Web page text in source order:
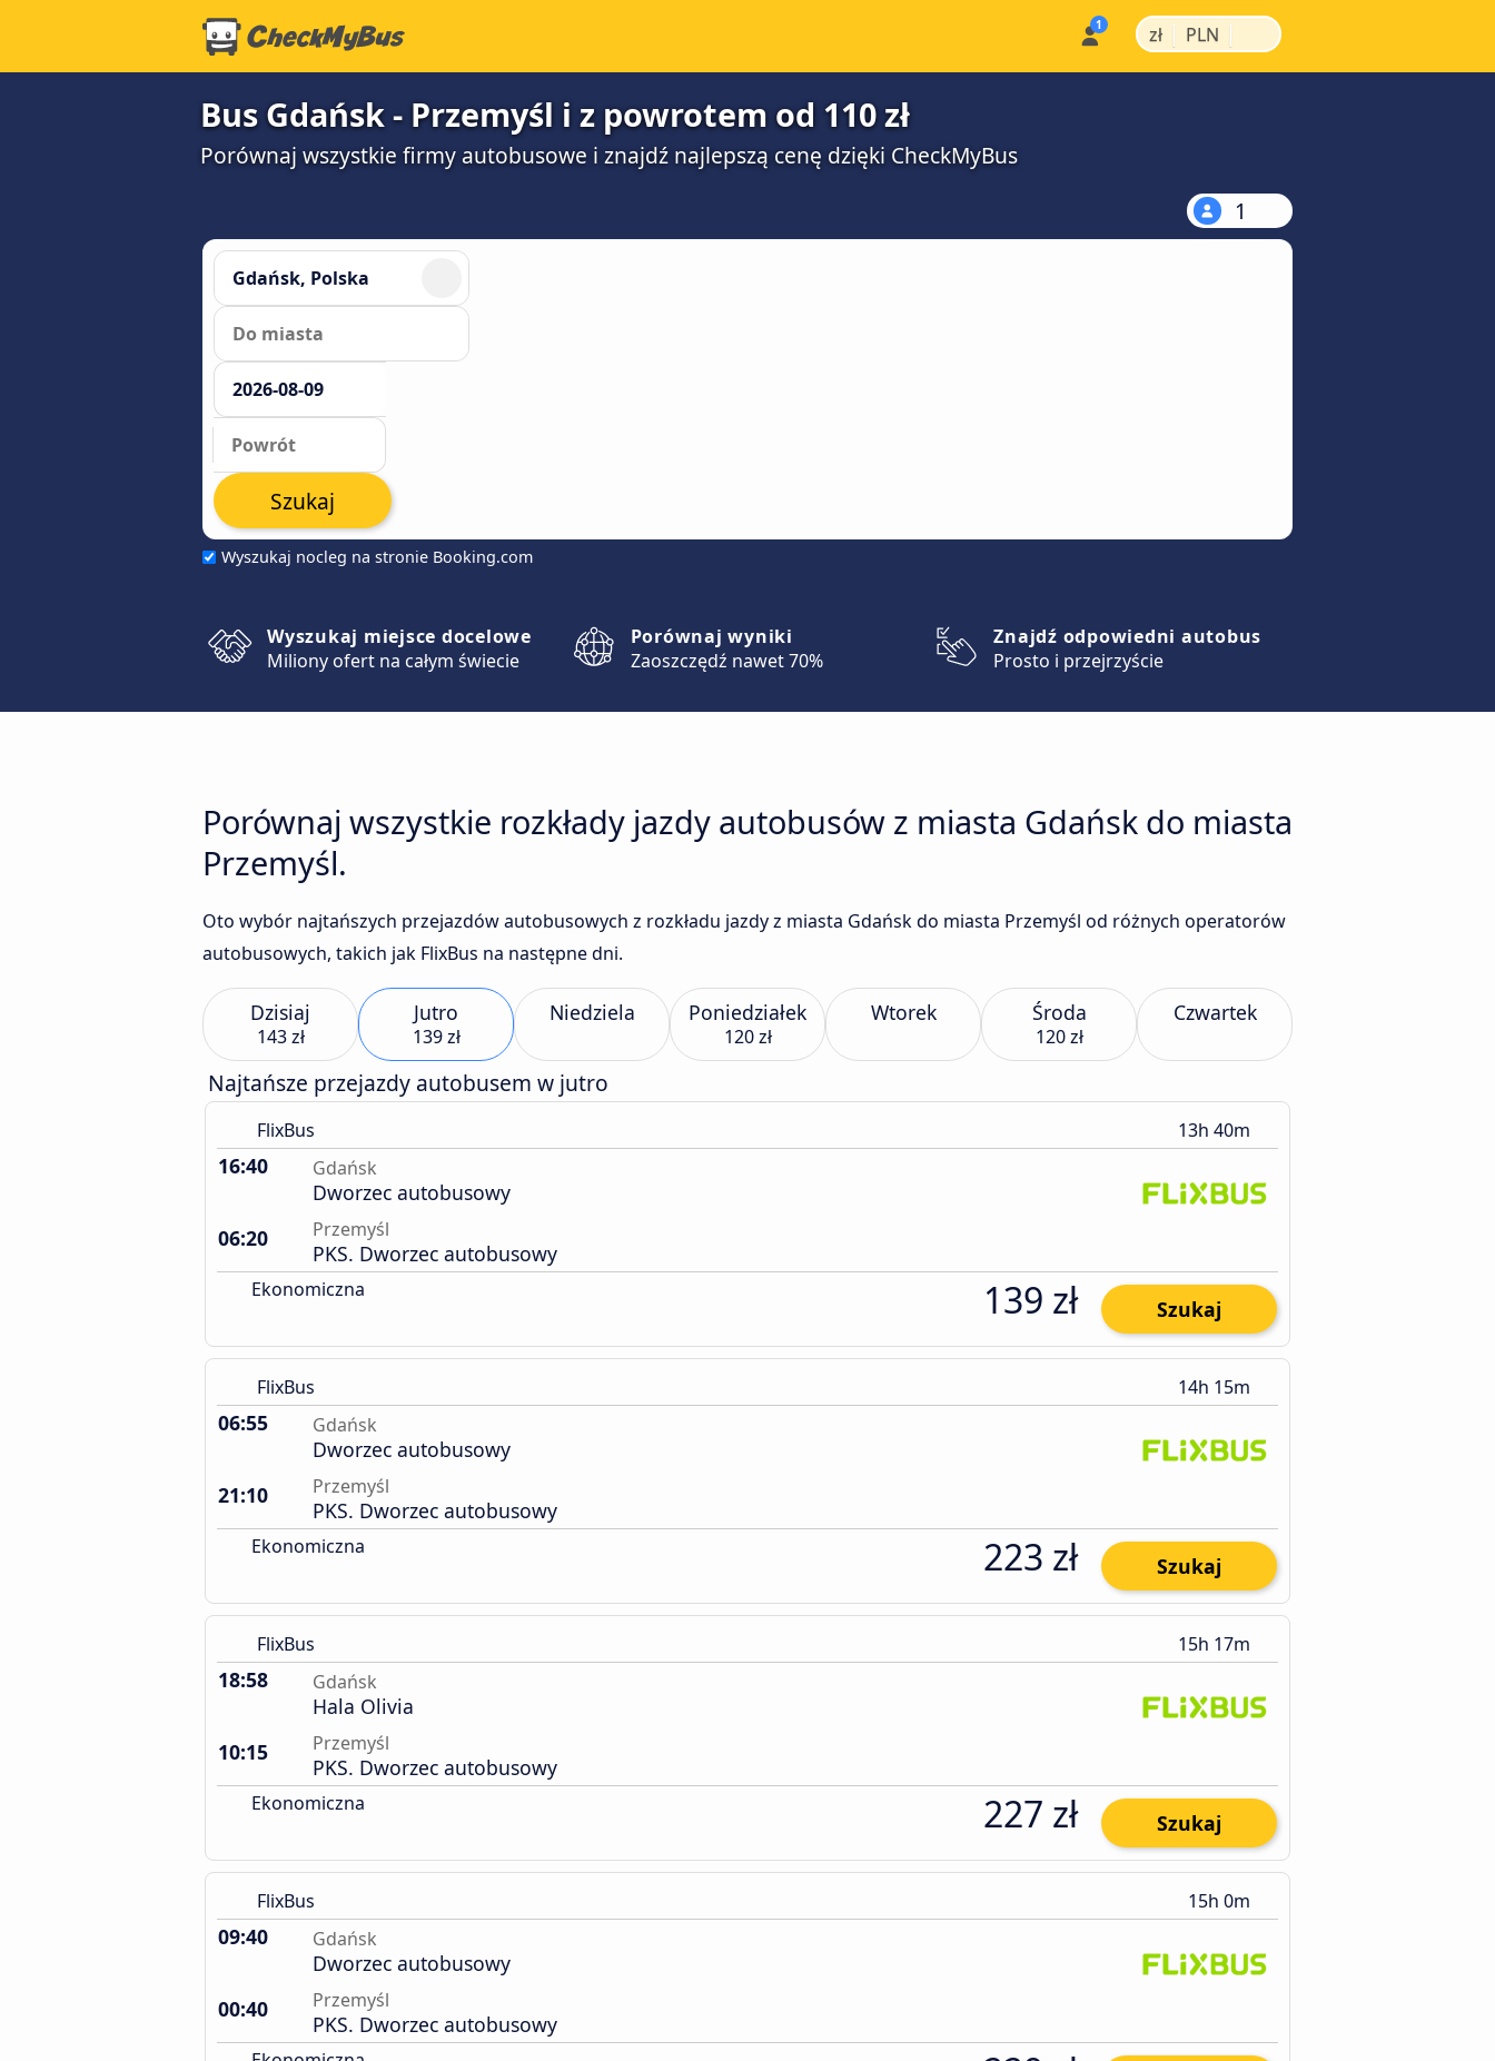
zł | PLN |
Bus Gdańsk - Przemyśl i z powrotem od 110 zł
Porównaj wszystkie firmy autobusowe i znajdź najlepszą cenę dzięki CheckMyBus
1
Wyszukaj nocleg na stronie Booking.com
Szukaj
Wyszukaj miejsce docelowe
Miliony ofert na całym świecie
Porównaj wyniki
Zaoszczędź nawet 70%
Znajdź odpowiedni autobus
Prosto i przejrzyście
Porównaj wszystkie rozkłady jazdy autobusów z miasta Gdańsk do miasta
Przemyśl.
Oto wybór najtańszych przejazdów autobusowych z rozkładu jazdy z miasta Gdańsk do miasta Przemyśl od różnych operatorów
autobusowych, takich jak FlixBus na następne dni.
Dzisiaj
143 zł
Jutro
139 zł
Niedziela Poniedziałek
120 zł
Wtorek Środa
120 zł
Czwartek
Najtańsze przejazdy autobusem w jutro
FlixBus 13h 40m
16:40 Gdańsk
Dworzec autobusowy
06:20
Przemyśl
PKS. Dworzec autobusowy
Ekonomiczna 139 zł Szukaj
FlixBus 14h 15m
06:55 Gdańsk
Dworzec autobusowy
21:10
Przemyśl
PKS. Dworzec autobusowy
Ekonomiczna 223 zł Szukaj
FlixBus 15h 17m
18:58 Gdańsk
Hala Olivia
10:15
Przemyśl
PKS. Dworzec autobusowy
Ekonomiczna 227 zł Szukaj
FlixBus 15h 0m
09:40 Gdańsk
Dworzec autobusowy
00:40
Przemyśl
PKS. Dworzec autobusowy